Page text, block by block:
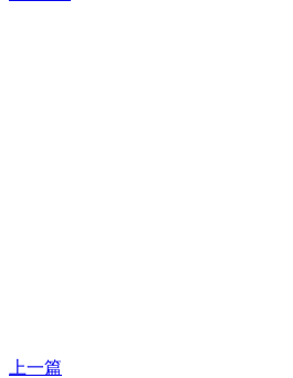
上一篇